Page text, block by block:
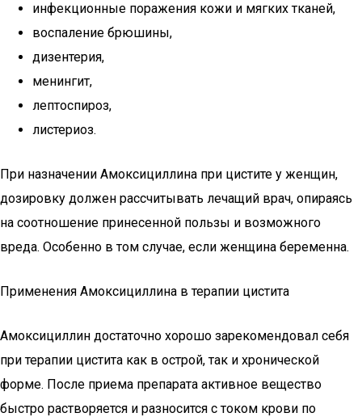
инфекционные поражения кожи и мягких тканей,
воспаление брюшины,
дизентерия,
менингит,
лептоспироз,
листериоз.
При назначении Амоксициллина при цистите у женщин,
дозировку должен рассчитывать лечащий врач, опираясь
на соотношение принесенной пользы и возможного
вреда. Особенно в том случае, если женщина беременна.
Применения Амоксициллина в терапии цистита
Амоксициллин достаточно хорошо зарекомендовал себя
при терапии цистита как в острой, так и хронической
форме. После приема препарата активное вещество
быстро растворяется и разносится с током крови по